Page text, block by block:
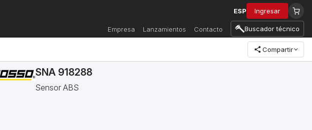
ESP Ingresar
Empresa Lanzamientos Contacto Buscador técnico
Compartir
SNA 918288
Sensor ABS